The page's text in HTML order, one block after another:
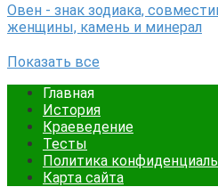
Овен - знак зодиака,
женщины, камень и минерал
Показать все
Главная
История
Краеведение
Тесты
Политика
Карта сайта